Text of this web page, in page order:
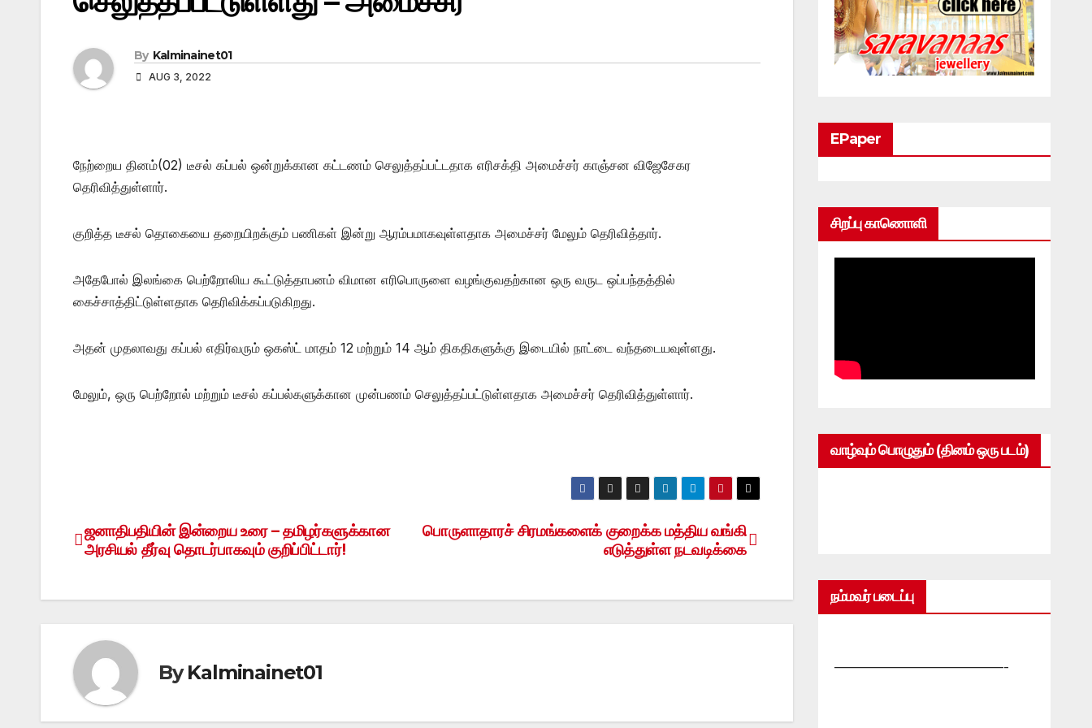
By Kalminainet01
AUG 3, 2022
நேற்றைய தினம்(02) டீசல் கப்பல் ஒன்றுக்கான கட்டணம் செலுத்தப்பட்டதாக எரிசக்தி அமைச்சர் காஞ்சன விஜேசேகர
தெரிவித்துள்ளார்.
குறித்த டீசல் தொகையை தறையிறக்கும் பணிகள் இன்று ஆரம்பமாகவுள்ளதாக அமைச்சர் மேலும் தெரிவித்தார்.
அதேபோல் இலங்கை பெற்றோலிய கூட்டுத்தாபனம் விமான எரிபொருளை வழங்குவதற்கான ஒரு வருட ஒப்பந்தத்தில்
கைச்சாத்திட்டுள்ளதாக தெரிவிக்கப்படுகிறது.
அதன் முதலாவது கப்பல் எதிர்வரும் ஒகஸ்ட் மாதம் 12 மற்றும் 14 ஆம் திகதிகளுக்கு இடையில் நாட்டை வந்தடையவுள்ளது.
மேலும், ஒரு பெற்றோல் மற்றும் டீசல் கப்பல்களுக்கான முன்பணம் செலுத்தப்பட்டுள்ளதாக அமைச்சர் தெரிவித்துள்ளார்.
Post
பொருளாதாரச் சிரமங்களைக் குறைக்க மத்திய வங்கி
எடுத்துள்ள நடவடிக்கை
ஜனாதிபதியின் இன்றைய உரை – தமிழர்களுக்கான
அரசியல் தீர்வு தொடர்பாகவும் குறிப்பிட்டார்!
ByKalminainet01
EPaper
சிறப்பு காணொளி
வாழ்வும் பொழுதும் (தினம் ஒரு படம்)
நம்மவர் படைப்பு
—————————————-